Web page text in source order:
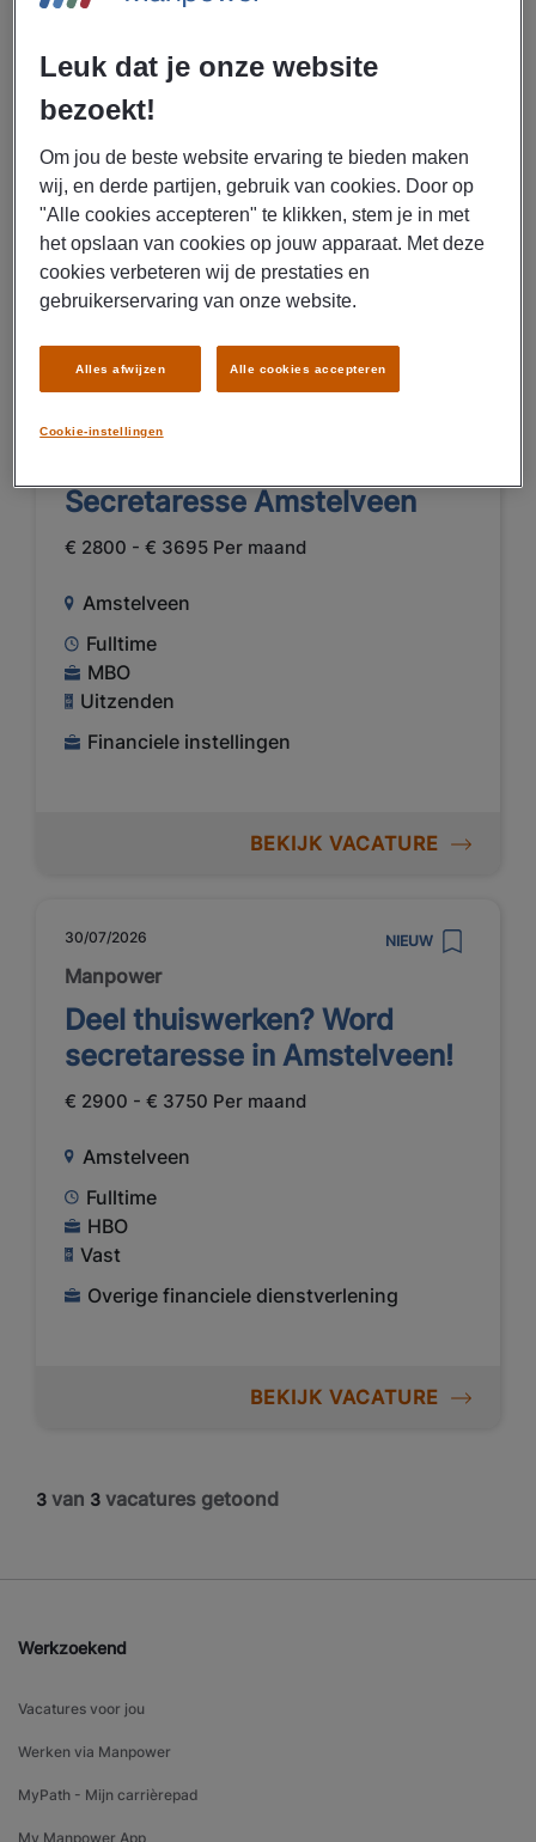
Fulltime
MBO
Openbaar bestuur -
overheidsdiensten en verplichte
sociale verzekeringen
Secretaresse Amstelveen
€ 2800 - € 3695 Per maand
Amstelveen
Fulltime
MBO
Uitzenden
Financiele instellingen
BEKIJK VACATURE
30/07/2026 NIEUW
Manpower
Deel thuiswerken? Word
secretaresse in Amstelveen!
€ 2900 - € 3750 Per maand
Amstelveen
Fulltime
HBO
Vast
Overige financiele dienstverlening
BEKIJK VACATURE
3 van 3 vacatures getoond
Werkzoekend
Vacatures voor jou
Werken via Manpower
MyPath - Mijn carrièrepad
My Manpower App
Leuk dat je onze website
bezoekt!
Om jou de beste website ervaring te bieden maken
wij, en derde partijen, gebruik van cookies. Door op
"Alle cookies accepteren" te klikken, stem je in met
het opslaan van cookies op jouw apparaat. Met deze
cookies verbeteren wij de prestaties en
gebruikerservaring van onze website.
Cookie-instellingen
Alles afwijzen Alle cookies accepteren